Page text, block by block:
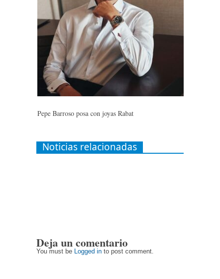
Pepe Barroso posa con joyas Rabat
Noticias relacionadas
Deja un comentario
You must be Logged in to post comment.